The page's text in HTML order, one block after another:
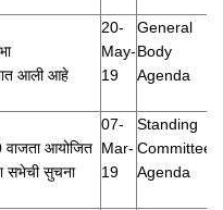
आली आहे
20-
May-
19
General
Body
Agenda
आयोजित
सभेची सुचना
07-
Mar-
19
Standing
Committee
Agenda